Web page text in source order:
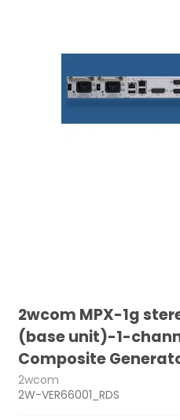
2wcom MPX-1g
(base unit)-1-
Composite
2wcom
2W-VER66001_RDS